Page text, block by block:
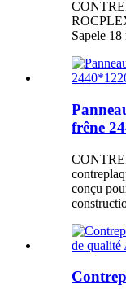
Sapele 18
frêne
conçu